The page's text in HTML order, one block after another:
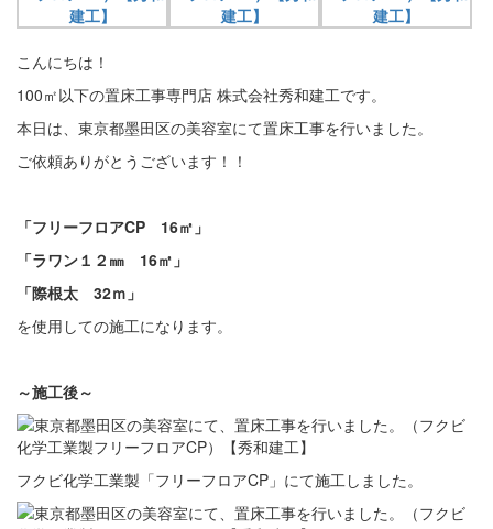
こんにちは！
100㎡以下の置床工事専門店 株式会社秀和建工です。
本日は、東京都墨田区の美容室にて置床工事を行いました。
ご依頼ありがとうございます！！
「フリーフロアCP 16㎡」
「ラワン１２㎜ 16㎡」
「際根太 32ｍ」
を使用しての施工になります。
～施工後～
フクビ化学工業製「フリーフロアCP」にて施工しました。